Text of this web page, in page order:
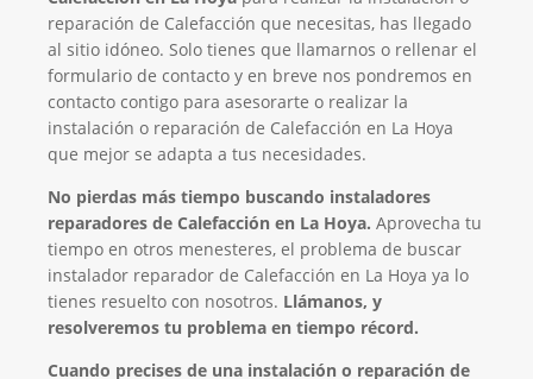
reparación de Calefacción que necesitas, has llegado
al sitio idóneo. Solo tienes que llamarnos o rellenar el
formulario de contacto y en breve nos pondremos en
contacto contigo para asesorarte o realizar la
instalación o reparación de Calefacción en La Hoya
que mejor se adapta a tus necesidades.
No pierdas más tiempo buscando instaladores
reparadores de Calefacción en La Hoya. Aprovecha tu
tiempo en otros menesteres, el problema de buscar
instalador reparador de Calefacción en La Hoya ya lo
tienes resuelto con nosotros. Llámanos, y
resolveremos tu problema en tiempo récord.
Cuando precises de una instalación o reparación de